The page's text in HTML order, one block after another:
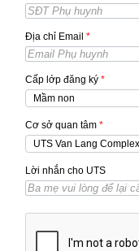
Địa chỉ Email *
Cấp lớp đăng ký *
Cơ sở quan tâm *
Lời nhắn cho UTS